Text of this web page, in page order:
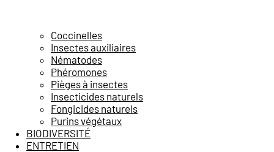
Coccinelles
Insectes auxiliaires
Nématodes
Phéromones
Pièges à insectes
Insecticides naturels
Fongicides naturels
Purins végétaux
BIODIVERSITÉ
ENTRETIEN